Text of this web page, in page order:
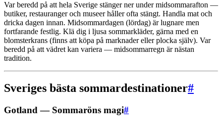
Var beredd på att hela Sverige stänger ner under midsommarafton —
butiker, restauranger och museer håller ofta stängt. Handla mat och
dricka dagen innan. Midsommardagen (lördag) är lugnare men
fortfarande festlig. Klä dig i ljusa sommarkläder, gärna med en
blomsterkrans (finns att köpa på marknader eller plocka själv). Var
beredd på att vädret kan variera — midsommarregn är nästan
tradition.
Sveriges bästa sommardestinationer#
Gotland — Sommaröns magi#